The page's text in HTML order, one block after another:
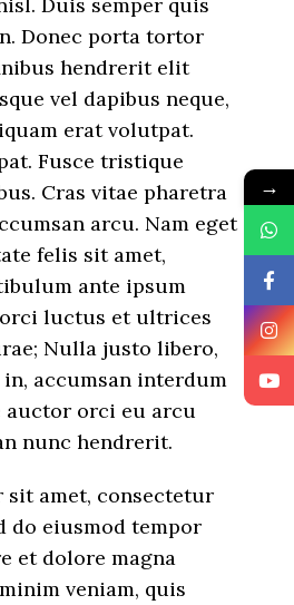
Donec porta tortor
hendrerit elit
vel dapibus neque,
erat volutpat.
Fusce tristique
Cras vitae pharetra
arcu. Nam eget
felis sit amet,
ante ipsum
luctus et ultrices
Nulla justo libero,
accumsan interdum
auctor orci eu arcu
nunc hendrerit.
amet, consectetur
do eiusmod tempor
et dolore magna
veniam, quis
→